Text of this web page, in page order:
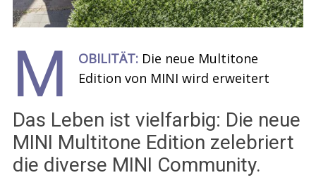
M OBILITÄT: Die neue Multitone
Edition von MINI wird erweitert
Das Leben ist vielfarbig: Die neue
MINI Multitone Edition zelebriert
die diverse MINI Community.